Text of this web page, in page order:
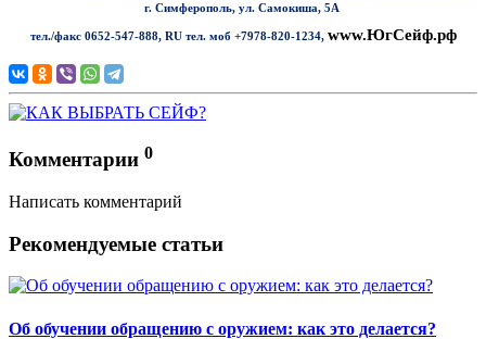
г. Симферополь, ул. Самокиша, 5А
тел./факс 0652-547-888, RU тел. моб +7978-820-1234, www.ЮгСейф.рф
Комментарии 0
Написать комментарий
Рекомендуемые статьи
Об обучении обращению с оружием: как это делается?